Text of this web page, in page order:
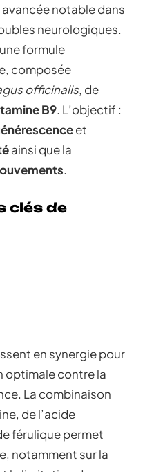
avancée notable dans
neurologiques.
formule
composée
officinalis, de
B9. L’objectif :
et
ainsi que la
.
clés de
en synergie pour
optimale contre la
La combinaison
de l’acide
férulique permet
notamment sur la